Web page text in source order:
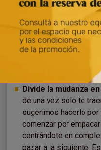
Planifica con
principio, una
saber qué hacer en
Esto te dará una
mucho tiempo y
Divide la mudanza
de una vez solo te
sugerimos hacerlo
comenzar por
centrándote en
pasar a la siguiente.